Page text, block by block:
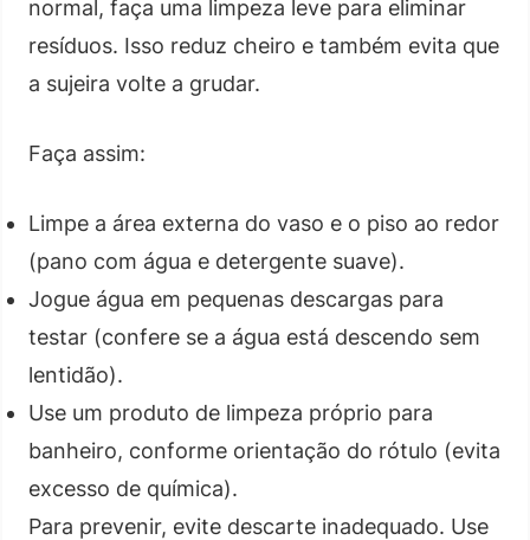
normal, faça uma limpeza leve para eliminar
resíduos. Isso reduz cheiro e também evita que
a sujeira volte a grudar.
Faça assim:
Limpe a área externa do vaso e o piso ao redor
(pano com água e detergente suave).
Jogue água em pequenas descargas para
testar (confere se a água está descendo sem
lentidão).
Use um produto de limpeza próprio para
banheiro, conforme orientação do rótulo (evita
excesso de química).
Para prevenir, evite descarte inadequado. Use